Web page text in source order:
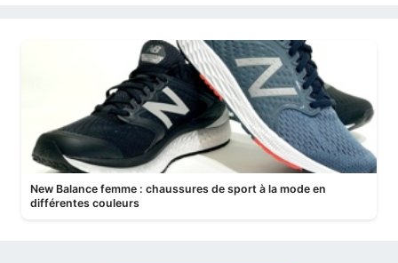
New Balance femme : chaussures de sport à la mode en
différentes couleurs